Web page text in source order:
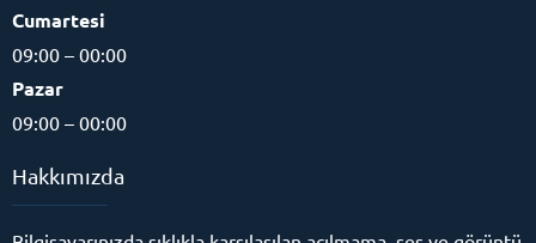
Cumartesi
09:00 – 00:00
Pazar
09:00 – 00:00
Hakkımızda